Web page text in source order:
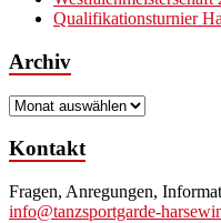
Qualifikationsturnier
Archiv
Archiv
Kontakt
Fragen, Anregungen,
info@tanzsportgarde-